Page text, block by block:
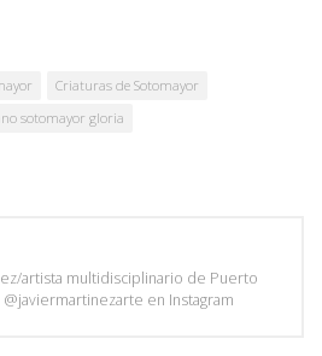
Criaturas de Sotomayor
sotomayor gloria
artista multidisciplinario de Puerto
en Instagram